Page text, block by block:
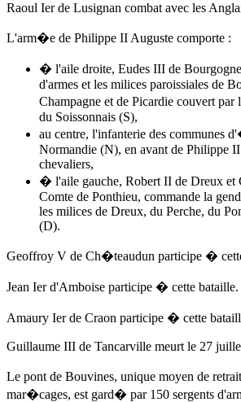
Raoul Ier de Lusignan combat avec les
L'arm�e de Philippe II Auguste comporte :
� l'aile droite, Eudes III de
d'armes et les milices paroissiales de
Champagne et de Picardie couvert
du Soissonnais (S),
au centre, l'infanterie des communes
Normandie (N), en avant de Philippe II
chevaliers,
� l'aile gauche, Robert II de Dreux et
Comte de Ponthieu, commande la
les milices de Dreux, du Perche, du
(D).
Geoffroy V de Ch�teaudun participe �
Jean Ier d'Amboise participe � cette bataille.
Amaury Ier de Craon participe � cette
Guillaume III de Tancarville meurt le 27
Le pont de Bouvines, unique moyen de
mar�cages, est gard� par 150 sergents